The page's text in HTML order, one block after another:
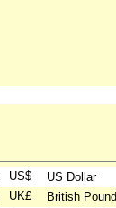
US$
US Dollar
UK£
British Pound